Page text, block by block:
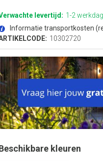
levertijd: 1-2
Informatie transportkosten
10302720
kleuren